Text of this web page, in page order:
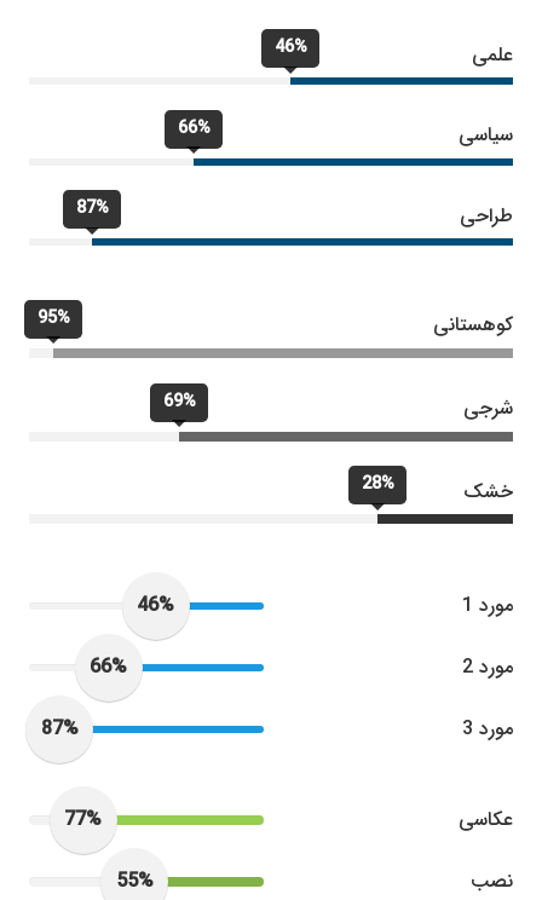
علمی 46%
سیاسی 66%
طراحی 87%
کوهستانی 95%
شرجی 69%
خشک 28%
مورد 1 46%
مورد 2 66%
مورد 3 87%
عکاسی 77%
نصب 55%